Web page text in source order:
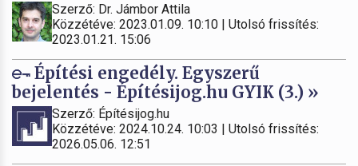
Szerző: Dr. Jámbor Attila
Közzétéve: 2023.01.09. 10:10 | Utolsó frissítés:
2023.01.21. 15:06
Építési engedély. Egyszerű
bejelentés - Építésijog.hu GYIK (3.) »
Szerző: Építésijog.hu
Közzétéve: 2024.10.24. 10:03 | Utolsó frissítés:
2026.05.06. 12:51